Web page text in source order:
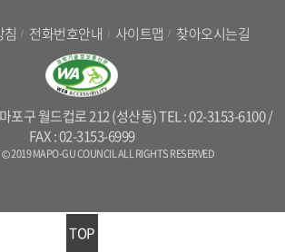
TOP
침 전화번호안내 사이트맵 찾아오시는길
포구 월드컵로 212 (성산동) TEL : 02-3153-6100 /
FAX : 02-3153-6999
2019 MAPO-GU COUNCIL ALL RIGHTS RESERVED